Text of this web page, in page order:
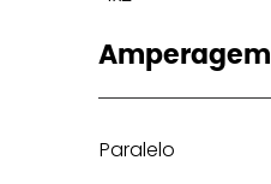
Amperagem
Paralelo